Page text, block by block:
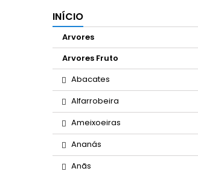
INÍCIO
Arvores
Arvores Fruto
Abacates
Alfarrobeira
Ameixoeiras
Ananás
Anãs